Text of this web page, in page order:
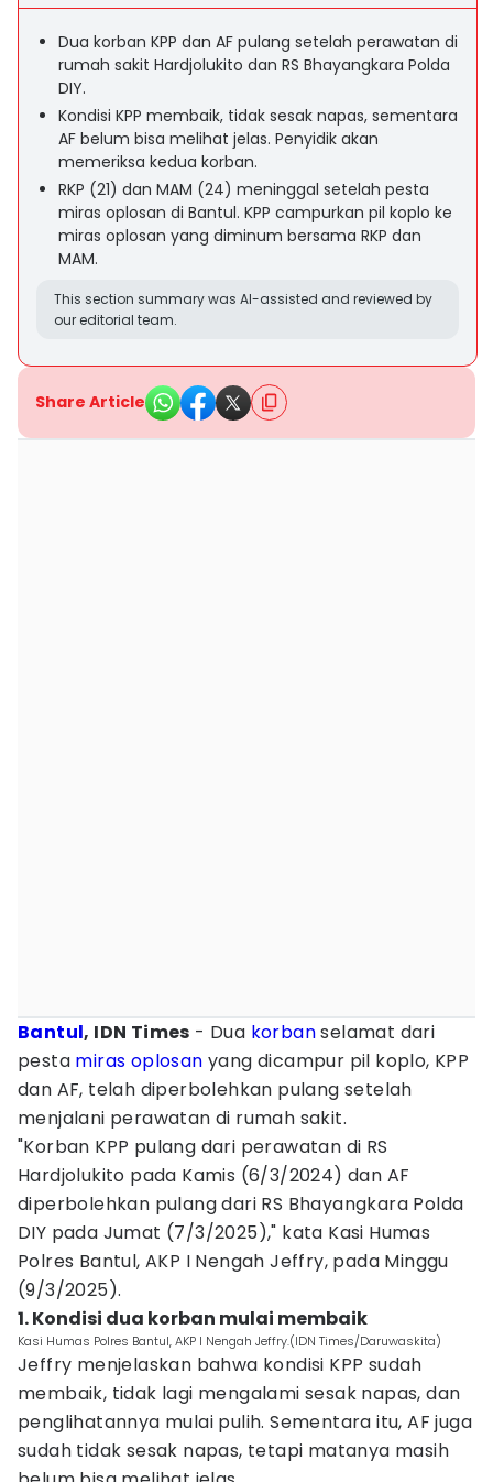
Dua korban KPP dan AF pulang setelah perawatan di
rumah sakit Hardjolukito dan RS Bhayangkara Polda
DIY.
Kondisi KPP membaik, tidak sesak napas, sementara
AF belum bisa melihat jelas. Penyidik akan
memeriksa kedua korban.
RKP (21) dan MAM (24) meninggal setelah pesta
miras oplosan di Bantul. KPP campurkan pil koplo ke
miras oplosan yang diminum bersama RKP dan
MAM.
This section summary was AI-assisted and reviewed by
our editorial team.
Share Article
Bantul, IDN Times - Dua korbanselamat dari
pesta miras oplosan yang dicampur pil koplo, KPP
dan AF, telah diperbolehkan pulang setelah
menjalani perawatan di rumah sakit.
"Korban KPP pulang dari perawatan di RS
Hardjolukito pada Kamis (6/3/2024) dan AF
diperbolehkan pulang dari RS Bhayangkara Polda
DIY pada Jumat (7/3/2025)," kata Kasi Humas
Polres Bantul, AKP I Nengah Jeffry, pada Minggu
(9/3/2025).
1. Kondisi dua korban mulai membaik
Kasi Humas Polres Bantul, AKP I Nengah Jeffry.(IDN Times/Daruwaskita)
Jeffry menjelaskan bahwa kondisi KPP sudah
membaik, tidak lagi mengalami sesak napas, dan
penglihatannya mulai pulih. Sementara itu, AF juga
sudah tidak sesak napas, tetapi matanya masih